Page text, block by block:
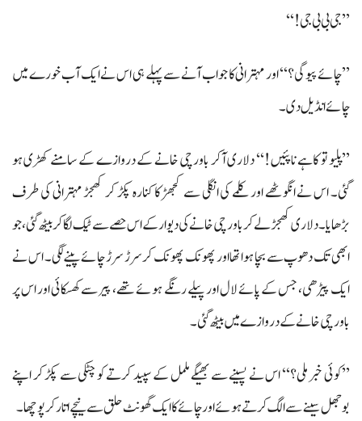
’’جی بی بی جی!‘‘
’’چائے پیوگی؟‘‘ اور مہترانی کا جواب آنے سے پہلے ہی اس نے ایک آب خورے میں
چائے انڈیل دی۔
’’پلیو تو کاہے ناپئیں!‘‘ دلاری آکر باورچی خانے کے دروازے کے سامنے کھڑی ہو
گئی۔ اس نے انگوٹھے اور کلمے کی انگلی سے کجھڑ کا کنارہ پکڑ کر کھجڑ مہترانی کی طرف
بڑھایا۔ دلاری کھجڑلے کر باورچی خانے کی دیوار کے اس حصے سے ٹیک لگا کر بیٹھ گئی، جو
ابھی تک دھوپ سے بچا ہوا تھا اور پھونک پھونک کر سرڑ سرڑ چائے پینے لگی۔ اس نے
ایک پیڑھی، جس کے پائے لال اور پیلے رنگے ہوئے تھے، پیر سے کھسکائی اور اس پر
باورچی خانے کے دروازے میں بیٹھ گئی۔
’’کوئی خبر ملی؟‘‘ اس نے پسینے سے بھیگے ململ کے سپید کرتے کو چٹکی سے پکڑ کر اپنے
بوجھل سینے سے الگ کرتے ہوئے اور چائے کا ایک گھونٹ حلق سے نیچے اتار کر پوچھا۔